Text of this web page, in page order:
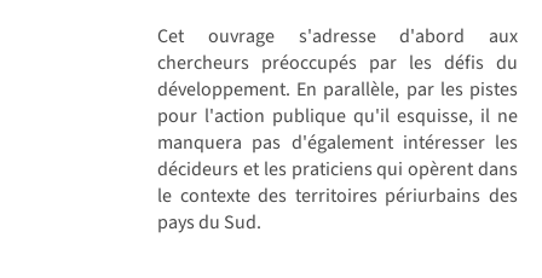
Cet ouvrage s'adresse d'abord aux
chercheurs préoccupés par les défis du
développement. En parallèle, par les pistes
pour l'action publique qu'il esquisse, il ne
manquera pas d'également intéresser les
décideurs et les praticiens qui opèrent dans
le contexte des territoires périurbains des
pays du Sud.